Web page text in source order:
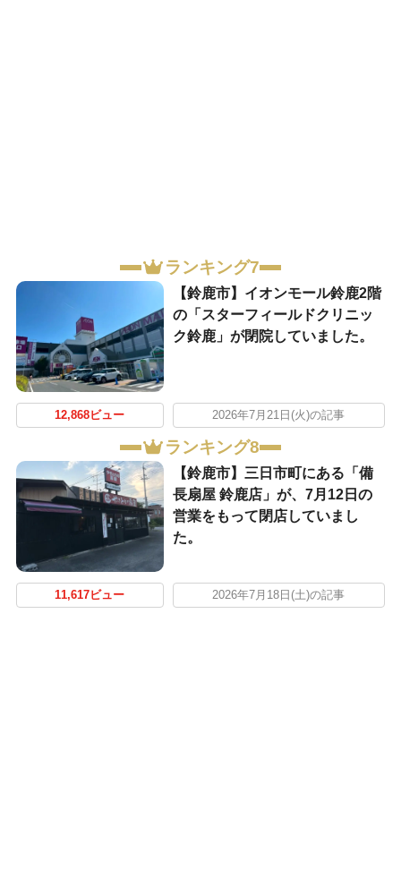
ランキング7
【鈴鹿市】イオンモール鈴鹿2階
の「スターフィールドクリニッ
ク鈴鹿」が閉院していました。
12,868ビュー 2026年7月21日(火)の記事
ランキング8
【鈴鹿市】三日市町にある「備
長扇屋 鈴鹿店」が、7月12日の
営業をもって閉店していまし
た。
11,617ビュー 2026年7月18日(土)の記事